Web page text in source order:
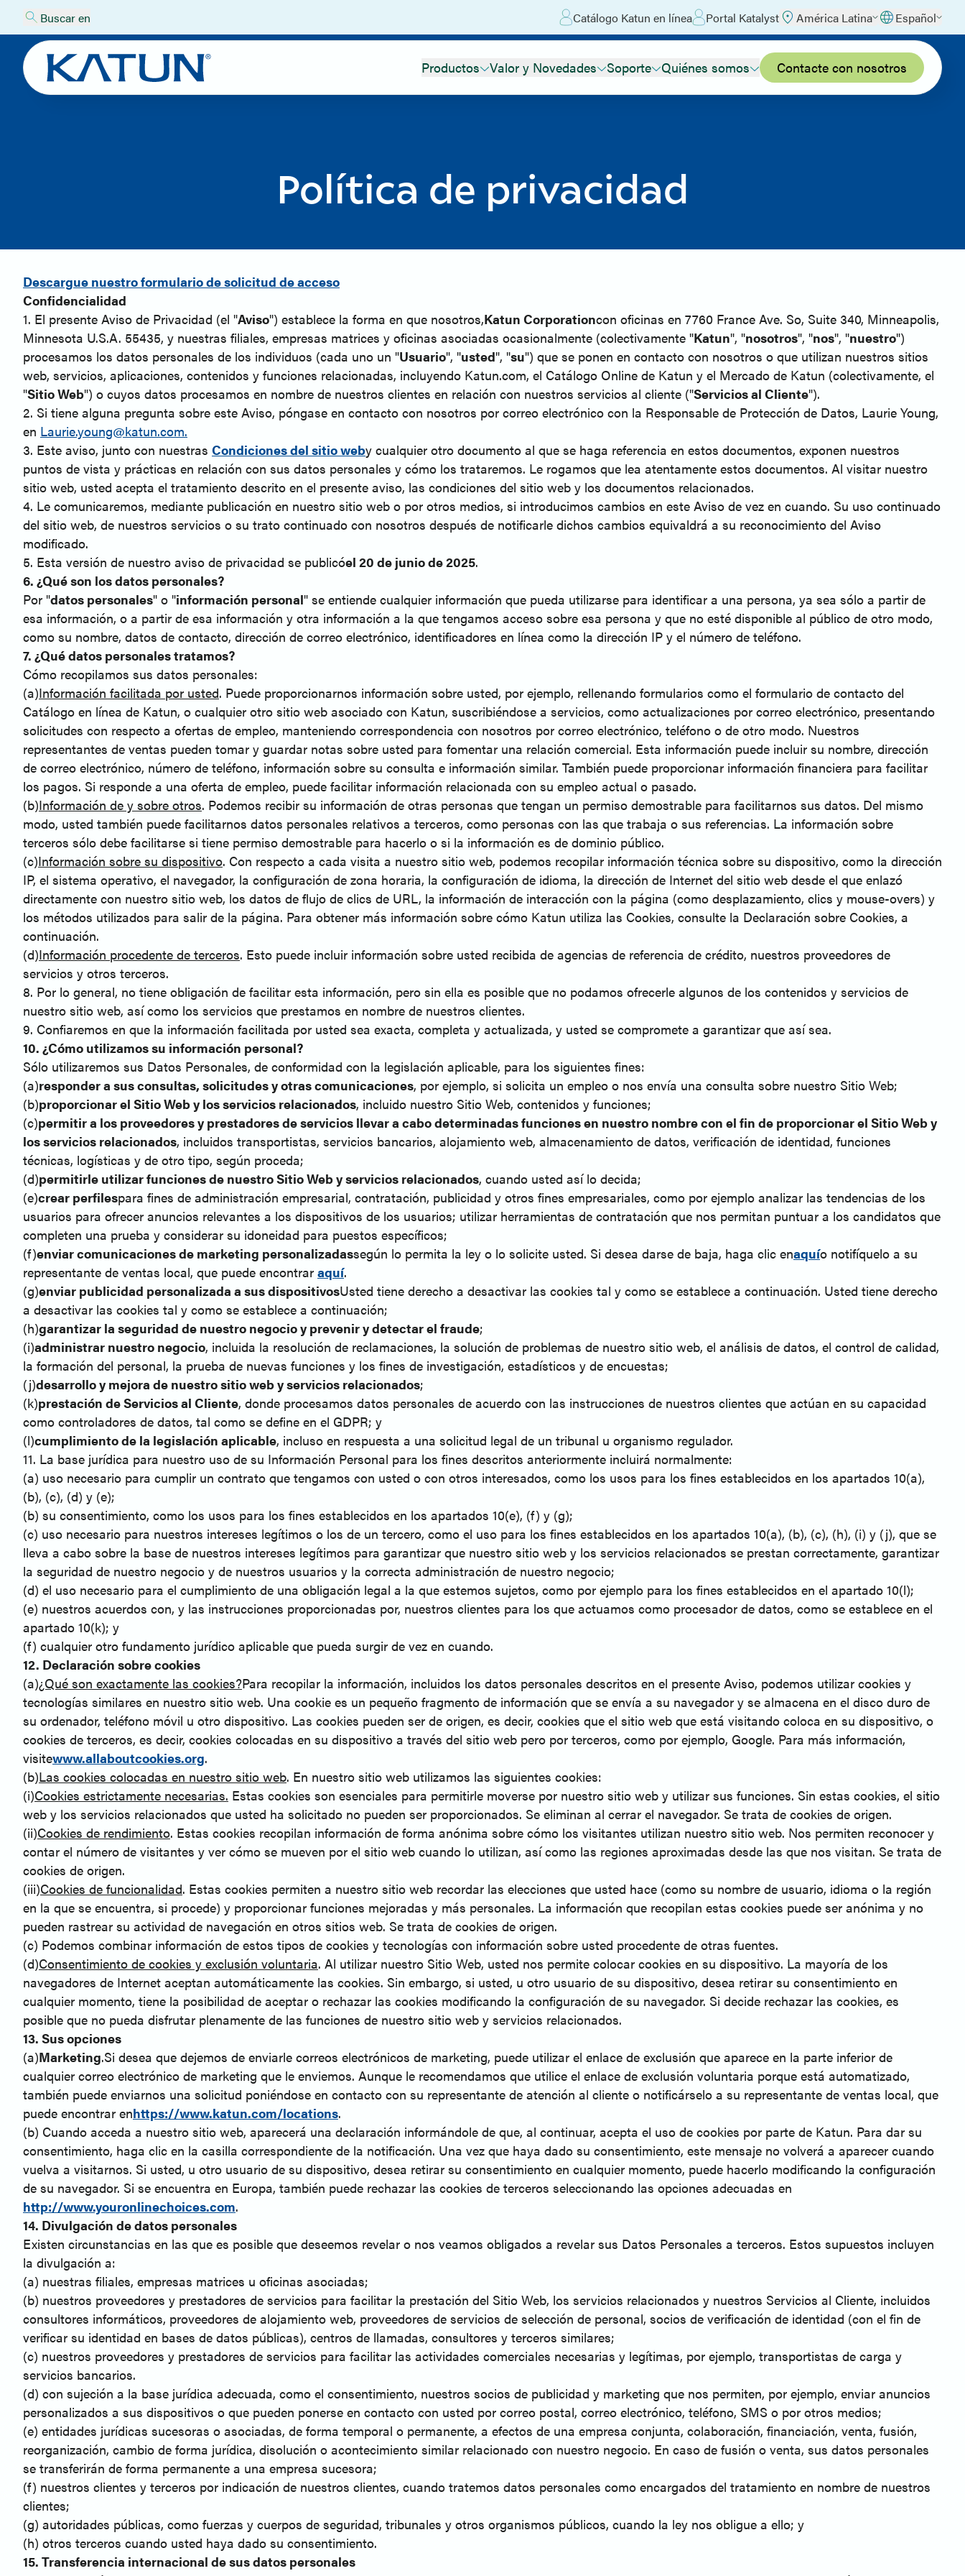
Buscar en Catálogo Katun en línea Portal Katalyst América Latina Español
Productos Valor y Novedades Soporte Quiénes somos Contacte con nosotros
Política de privacidad
Descargue nuestro formulario de solicitud de acceso
Confidencialidad
1. El presente Aviso de Privacidad (el "Aviso") establece la forma en que nosotros,Katun Corporationcon oficinas en 7760 France Ave. So, Suite 340, Minneapolis,
Minnesota U.S.A. 55435, y nuestras filiales, empresas matrices y oficinas asociadas ocasionalmente (colectivamente "Katun", "nosotros", "nos", "nuestro")
procesamos los datos personales de los individuos (cada uno un "Usuario", "usted", "su") que se ponen en contacto con nosotros o que utilizan nuestros sitios
web, servicios, aplicaciones, contenidos y funciones relacionadas, incluyendo Katun.com, el Catálogo Online de Katun y el Mercado de Katun (colectivamente, el
"Sitio Web") o cuyos datos procesamos en nombre de nuestros clientes en relación con nuestros servicios al cliente ("Servicios al Cliente").
2. Si tiene alguna pregunta sobre este Aviso, póngase en contacto con nosotros por correo electrónico con la Responsable de Protección de Datos, Laurie Young,
en Laurie.young@katun.com.
3. Este aviso, junto con nuestras Condiciones del sitio weby cualquier otro documento al que se haga referencia en estos documentos, exponen nuestros
puntos de vista y prácticas en relación con sus datos personales y cómo los trataremos. Le rogamos que lea atentamente estos documentos. Al visitar nuestro
sitio web, usted acepta el tratamiento descrito en el presente aviso, las condiciones del sitio web y los documentos relacionados.
4. Le comunicaremos, mediante publicación en nuestro sitio web o por otros medios, si introducimos cambios en este Aviso de vez en cuando. Su uso continuado
del sitio web, de nuestros servicios o su trato continuado con nosotros después de notificarle dichos cambios equivaldrá a su reconocimiento del Aviso
modificado.
5. Esta versión de nuestro aviso de privacidad se publicóel 20 de junio de 2025.
6. ¿Qué son los datos personales?
Por "datos personales" o "información personal" se entiende cualquier información que pueda utilizarse para identificar a una persona, ya sea sólo a partir de
esa información, o a partir de esa información y otra información a la que tengamos acceso sobre esa persona y que no esté disponible al público de otro modo,
como su nombre, datos de contacto, dirección de correo electrónico, identificadores en línea como la dirección IP y el número de teléfono.
7. ¿Qué datos personales tratamos?
Cómo recopilamos sus datos personales:
(a)Información facilitada por usted. Puede proporcionarnos información sobre usted, por ejemplo, rellenando formularios como el formulario de contacto del
Catálogo en línea de Katun, o cualquier otro sitio web asociado con Katun, suscribiéndose a servicios, como actualizaciones por correo electrónico, presentando
solicitudes con respecto a ofertas de empleo, manteniendo correspondencia con nosotros por correo electrónico, teléfono o de otro modo. Nuestros
representantes de ventas pueden tomar y guardar notas sobre usted para fomentar una relación comercial. Esta información puede incluir su nombre, dirección
de correo electrónico, número de teléfono, información sobre su consulta e información similar. También puede proporcionar información financiera para facilitar
los pagos. Si responde a una oferta de empleo, puede facilitar información relacionada con su empleo actual o pasado.
(b)Información de y sobre otros. Podemos recibir su información de otras personas que tengan un permiso demostrable para facilitarnos sus datos. Del mismo
modo, usted también puede facilitarnos datos personales relativos a terceros, como personas con las que trabaja o sus referencias. La información sobre
terceros sólo debe facilitarse si tiene permiso demostrable para hacerlo o si la información es de dominio público.
(c)Información sobre su dispositivo. Con respecto a cada visita a nuestro sitio web, podemos recopilar información técnica sobre su dispositivo, como la dirección
IP, el sistema operativo, el navegador, la configuración de zona horaria, la configuración de idioma, la dirección de Internet del sitio web desde el que enlazó
directamente con nuestro sitio web, los datos de flujo de clics de URL, la información de interacción con la página (como desplazamiento, clics y mouse-overs) y
los métodos utilizados para salir de la página. Para obtener más información sobre cómo Katun utiliza las Cookies, consulte la Declaración sobre Cookies, a
continuación.
(d)Información procedente de terceros. Esto puede incluir información sobre usted recibida de agencias de referencia de crédito, nuestros proveedores de
servicios y otros terceros.
8. Por lo general, no tiene obligación de facilitar esta información, pero sin ella es posible que no podamos ofrecerle algunos de los contenidos y servicios de
nuestro sitio web, así como los servicios que prestamos en nombre de nuestros clientes.
9. Confiaremos en que la información facilitada por usted sea exacta, completa y actualizada, y usted se compromete a garantizar que así sea.
10. ¿Cómo utilizamos su información personal?
Sólo utilizaremos sus Datos Personales, de conformidad con la legislación aplicable, para los siguientes fines:
(a)responder a sus consultas, solicitudes y otras comunicaciones, por ejemplo, si solicita un empleo o nos envía una consulta sobre nuestro Sitio Web;
(b)proporcionar el Sitio Web y los servicios relacionados, incluido nuestro Sitio Web, contenidos y funciones;
(c)permitir a los proveedores y prestadores de servicios llevar a cabo determinadas funciones en nuestro nombre con el fin de proporcionar el Sitio Web y
los servicios relacionados, incluidos transportistas, servicios bancarios, alojamiento web, almacenamiento de datos, verificación de identidad, funciones
técnicas, logísticas y de otro tipo, según proceda;
(d)permitirle utilizar funciones de nuestro Sitio Web y servicios relacionados, cuando usted así lo decida;
(e)crear perfilespara fines de administración empresarial, contratación, publicidad y otros fines empresariales, como por ejemplo analizar las tendencias de los
usuarios para ofrecer anuncios relevantes a los dispositivos de los usuarios; utilizar herramientas de contratación que nos permitan puntuar a los candidatos que
completen una prueba y considerar su idoneidad para puestos específicos;
(f)enviar comunicaciones de marketing personalizadassegún lo permita la ley o lo solicite usted. Si desea darse de baja, haga clic enaquío notifíquelo a su
representante de ventas local, que puede encontrar aquí.
(g)enviar publicidad personalizada a sus dispositivosUsted tiene derecho a desactivar las cookies tal y como se establece a continuación. Usted tiene derecho
a desactivar las cookies tal y como se establece a continuación;
(h)garantizar la seguridad de nuestro negocio y prevenir y detectar el fraude;
(i)administrar nuestro negocio, incluida la resolución de reclamaciones, la solución de problemas de nuestro sitio web, el análisis de datos, el control de calidad,
la formación del personal, la prueba de nuevas funciones y los fines de investigación, estadísticos y de encuestas;
(j)desarrollo y mejora de nuestro sitio web y servicios relacionados;
(k)prestación de Servicios al Cliente, donde procesamos datos personales de acuerdo con las instrucciones de nuestros clientes que actúan en su capacidad
como controladores de datos, tal como se define en el GDPR; y
(l)cumplimiento de la legislación aplicable, incluso en respuesta a una solicitud legal de un tribunal u organismo regulador.
11. La base jurídica para nuestro uso de su Información Personal para los fines descritos anteriormente incluirá normalmente:
(a) uso necesario para cumplir un contrato que tengamos con usted o con otros interesados, como los usos para los fines establecidos en los apartados 10(a),
(b), (c), (d) y (e);
(b) su consentimiento, como los usos para los fines establecidos en los apartados 10(e), (f) y (g);
(c) uso necesario para nuestros intereses legítimos o los de un tercero, como el uso para los fines establecidos en los apartados 10(a), (b), (c), (h), (i) y (j), que se
lleva a cabo sobre la base de nuestros intereses legítimos para garantizar que nuestro sitio web y los servicios relacionados se prestan correctamente, garantizar
la seguridad de nuestro negocio y de nuestros usuarios y la correcta administración de nuestro negocio;
(d) el uso necesario para el cumplimiento de una obligación legal a la que estemos sujetos, como por ejemplo para los fines establecidos en el apartado 10(l);
(e) nuestros acuerdos con, y las instrucciones proporcionadas por, nuestros clientes para los que actuamos como procesador de datos, como se establece en el
apartado 10(k); y
(f) cualquier otro fundamento jurídico aplicable que pueda surgir de vez en cuando.
12. Declaración sobre cookies
(a)¿Qué son exactamente las cookies?Para recopilar la información, incluidos los datos personales descritos en el presente Aviso, podemos utilizar cookies y
tecnologías similares en nuestro sitio web. Una cookie es un pequeño fragmento de información que se envía a su navegador y se almacena en el disco duro de
su ordenador, teléfono móvil u otro dispositivo. Las cookies pueden ser de origen, es decir, cookies que el sitio web que está visitando coloca en su dispositivo, o
cookies de terceros, es decir, cookies colocadas en su dispositivo a través del sitio web pero por terceros, como por ejemplo, Google. Para más información,
visitewww.allaboutcookies.org.
(b)Las cookies colocadas en nuestro sitio web. En nuestro sitio web utilizamos las siguientes cookies:
(i)Cookies estrictamente necesarias. Estas cookies son esenciales para permitirle moverse por nuestro sitio web y utilizar sus funciones. Sin estas cookies, el sitio
web y los servicios relacionados que usted ha solicitado no pueden ser proporcionados. Se eliminan al cerrar el navegador. Se trata de cookies de origen.
(ii)Cookies de rendimiento. Estas cookies recopilan información de forma anónima sobre cómo los visitantes utilizan nuestro sitio web. Nos permiten reconocer y
contar el número de visitantes y ver cómo se mueven por el sitio web cuando lo utilizan, así como las regiones aproximadas desde las que nos visitan. Se trata de
cookies de origen.
(iii)Cookies de funcionalidad. Estas cookies permiten a nuestro sitio web recordar las elecciones que usted hace (como su nombre de usuario, idioma o la región
en la que se encuentra, si procede) y proporcionar funciones mejoradas y más personales. La información que recopilan estas cookies puede ser anónima y no
pueden rastrear su actividad de navegación en otros sitios web. Se trata de cookies de origen.
(c) Podemos combinar información de estos tipos de cookies y tecnologías con información sobre usted procedente de otras fuentes.
(d)Consentimiento de cookies y exclusión voluntaria. Al utilizar nuestro Sitio Web, usted nos permite colocar cookies en su dispositivo. La mayoría de los
navegadores de Internet aceptan automáticamente las cookies. Sin embargo, si usted, u otro usuario de su dispositivo, desea retirar su consentimiento en
cualquier momento, tiene la posibilidad de aceptar o rechazar las cookies modificando la configuración de su navegador. Si decide rechazar las cookies, es
posible que no pueda disfrutar plenamente de las funciones de nuestro sitio web y servicios relacionados.
13. Sus opciones
(a)Marketing.Si desea que dejemos de enviarle correos electrónicos de marketing, puede utilizar el enlace de exclusión que aparece en la parte inferior de
cualquier correo electrónico de marketing que le enviemos. Aunque le recomendamos que utilice el enlace de exclusión voluntaria porque está automatizado,
también puede enviarnos una solicitud poniéndose en contacto con su representante de atención al cliente o notificárselo a su representante de ventas local, que
puede encontrar enhttps://www.katun.com/locations.
(b) Cuando acceda a nuestro sitio web, aparecerá una declaración informándole de que, al continuar, acepta el uso de cookies por parte de Katun. Para dar su
consentimiento, haga clic en la casilla correspondiente de la notificación. Una vez que haya dado su consentimiento, este mensaje no volverá a aparecer cuando
vuelva a visitarnos. Si usted, u otro usuario de su dispositivo, desea retirar su consentimiento en cualquier momento, puede hacerlo modificando la configuración
de su navegador. Si se encuentra en Europa, también puede rechazar las cookies de terceros seleccionando las opciones adecuadas en
http://www.youronlinechoices.com.
14. Divulgación de datos personales
Existen circunstancias en las que es posible que deseemos revelar o nos veamos obligados a revelar sus Datos Personales a terceros. Estos supuestos incluyen
la divulgación a:
(a) nuestras filiales, empresas matrices u oficinas asociadas;
(b) nuestros proveedores y prestadores de servicios para facilitar la prestación del Sitio Web, los servicios relacionados y nuestros Servicios al Cliente, incluidos
consultores informáticos, proveedores de alojamiento web, proveedores de servicios de selección de personal, socios de verificación de identidad (con el fin de
verificar su identidad en bases de datos públicas), centros de llamadas, consultores y terceros similares;
(c) nuestros proveedores y prestadores de servicios para facilitar las actividades comerciales necesarias y legítimas, por ejemplo, transportistas de carga y
servicios bancarios.
(d) con sujeción a la base jurídica adecuada, como el consentimiento, nuestros socios de publicidad y marketing que nos permiten, por ejemplo, enviar anuncios
personalizados a sus dispositivos o que pueden ponerse en contacto con usted por correo postal, correo electrónico, teléfono, SMS o por otros medios;
(e) entidades jurídicas sucesoras o asociadas, de forma temporal o permanente, a efectos de una empresa conjunta, colaboración, financiación, venta, fusión,
reorganización, cambio de forma jurídica, disolución o acontecimiento similar relacionado con nuestro negocio. En caso de fusión o venta, sus datos personales
se transferirán de forma permanente a una empresa sucesora;
(f) nuestros clientes y terceros por indicación de nuestros clientes, cuando tratemos datos personales como encargados del tratamiento en nombre de nuestros
clientes;
(g) autoridades públicas, como fuerzas y cuerpos de seguridad, tribunales y otros organismos públicos, cuando la ley nos obligue a ello; y
(h) otros terceros cuando usted haya dado su consentimiento.
15. Transferencia internacional de sus datos personales